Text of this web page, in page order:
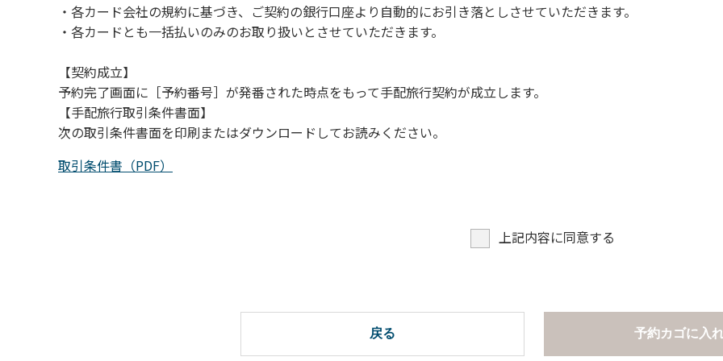
（４）キャンプ場の管理者や地元住民から川についての注意や警告があった場合は素直に耳を傾け、指示に従
・各カード会社の規約に基づき、ご契約の銀行口座より自動的にお引き落としさせていただきます。
・各カードとも一括払いのみのお取り扱いとさせていただきます。
【契約成立】
予約完了画面に［予約番号］が発番された時点をもって手配旅行契約が成立します。
【手配旅行取引条件書面】
次の取引条件書面を印刷またはダウンロードしてお読みください。
取引条件書（PDF）
上記内容に同意する
戻る 予約カゴに入